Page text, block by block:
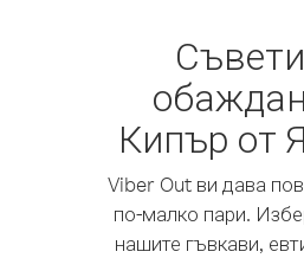
Кипър от
Viber Out ви дава
по-малко пари.
нашите гъвкави,